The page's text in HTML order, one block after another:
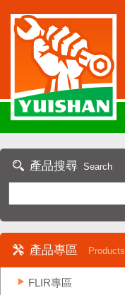
產品搜尋 Search
產品專區 Products
FLIR專區